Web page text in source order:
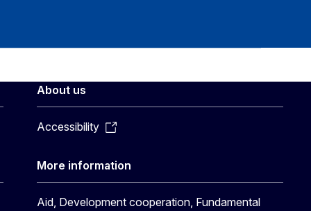
About us
Accessibility
More information
Aid, Development cooperation, Fundamental